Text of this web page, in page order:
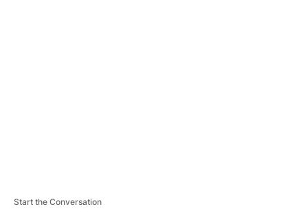
Start the Conversation